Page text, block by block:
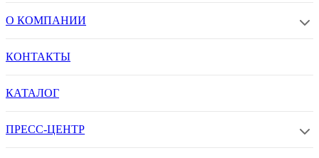
О КОМПАНИИ
КОНТАКТЫ
КАТАЛОГ
ПРЕСС-ЦЕНТР